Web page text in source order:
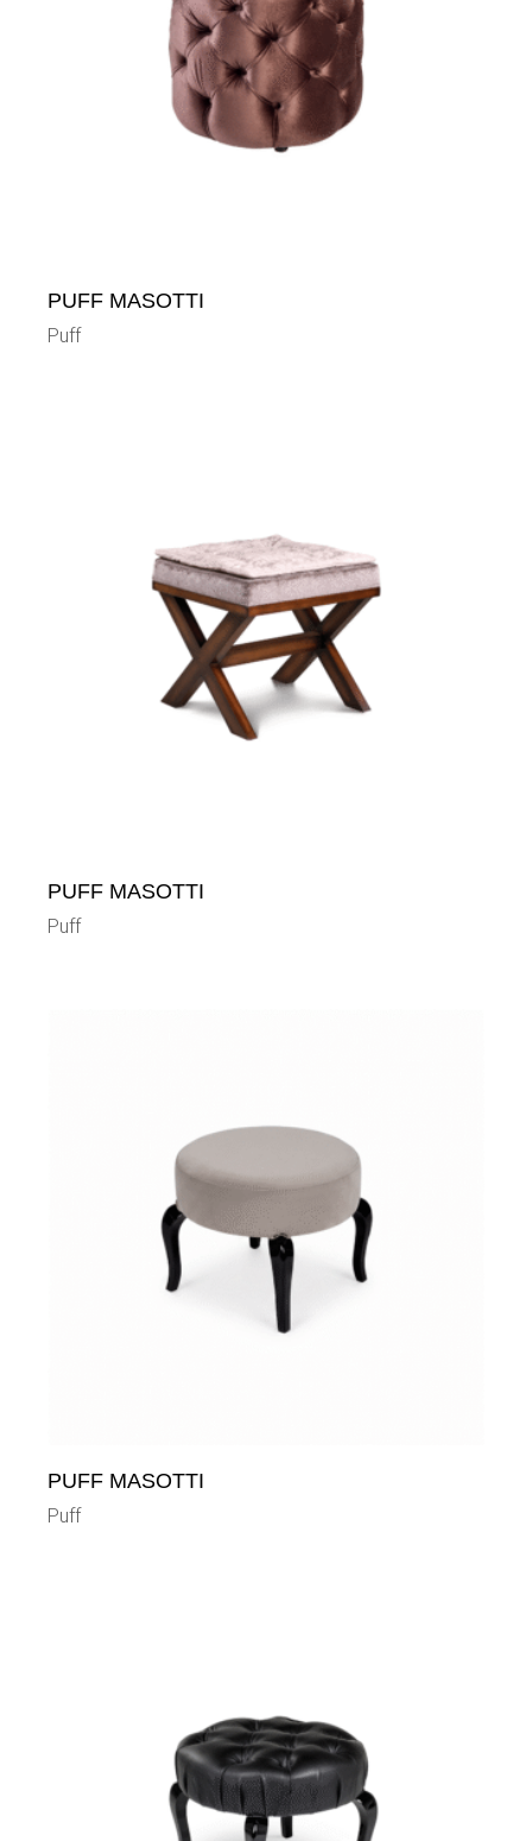
PUFF MASOTTI
Puff
PUFF MASOTTI
Puff
PUFF MASOTTI
Puff